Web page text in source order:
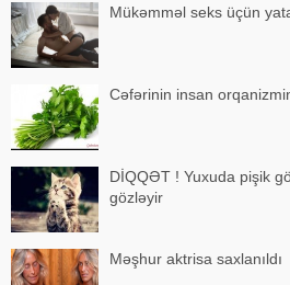
Mükəmməl seks üçün
Cəfərinin insan
DİQQƏT ! Yuxuda pişik
gözləyir
Məşhur aktrisa saxlanıldı